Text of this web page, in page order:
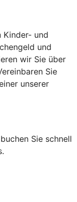
Kinder- und
und
wir Sie über
Sie
unserer
Sie schnell